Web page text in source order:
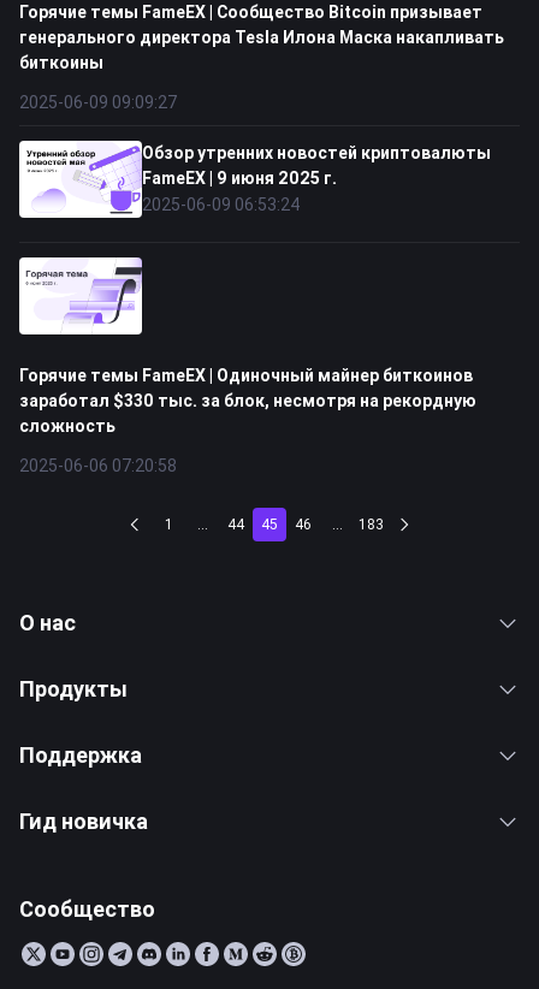
Горячие темы FameEX | Сообщество Bitcoin призывает
генерального директора Tesla Илона Маска накапливать
биткоины
2025-06-09 09:09:27
Обзор утренних новостей криптовалюты
FameEX | 9 июня 2025 г.
2025-06-09 06:53:24
Горячие темы FameEX | Одиночный майнер биткоинов
заработал $330 тыс. за блок, несмотря на рекордную
сложность
2025-06-06 07:20:58
1 ... 44 45 46 ... 183
О нас
Продукты
Поддержка
Гид новичка
Сообщество